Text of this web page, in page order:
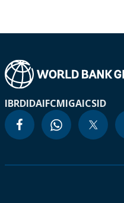
IBRDIDAIFCMIGAICSID